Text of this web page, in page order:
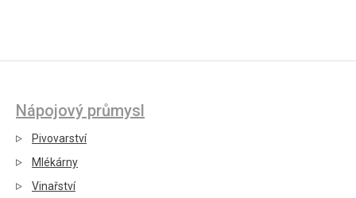
Nápojový průmysl
Pivovarství
Mlékárny
Vinařství